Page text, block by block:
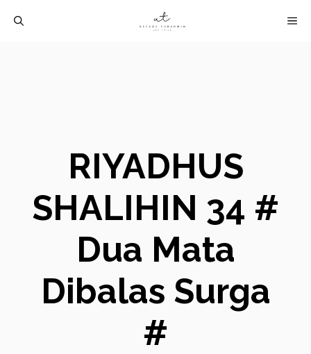
RIYADHUS
SHALIHIN 34 #
Dua Mata
Dibalas Surga
#